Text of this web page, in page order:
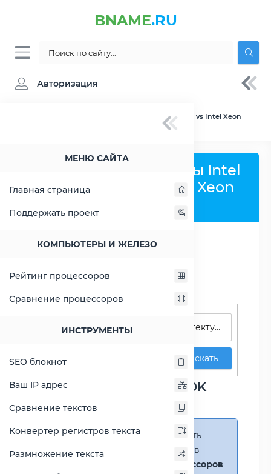
BNAME.RU
Авторизация
МЕНЮ САЙТА
Главная страница
Поддержать проект
КОМПЬЮТЕРЫ И ЖЕЛЕЗО
Рейтинг процессоров
Сравнение процессоров
ИНСТРУМЕНТЫ
SEO блокнот
Ваш IP адрес
Сравнение текстов
Конвертер регистров текста
Размножение текста
» Сравнение Intel Core i5-11600K vs Intel Xeon
Сравнить процессоры Intel
Core i5-11600K и Intel Xeon
Поиск процессоров
Искать
Сравнение Core i5-11600K
против Xeon Silver 4214
Справка:Можно добавить
несколько процессоров в
(до 14 процессоров